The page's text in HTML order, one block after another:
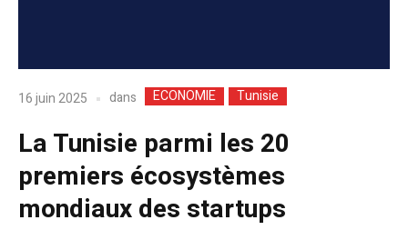
16 juin 2025 dans ECONOMIE Tunisie
La Tunisie parmi les 20
premiers écosystèmes
mondiaux des startups